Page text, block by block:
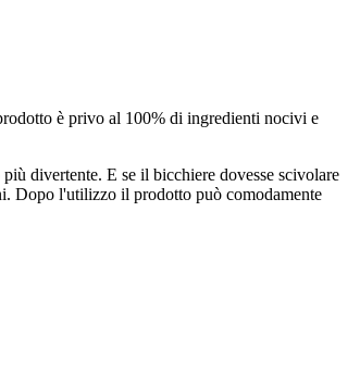
è privo al 100% di ingredienti nocivi e
divertente. E se il bicchiere dovesse scivolare
Dopo l'utilizzo il prodotto può comodamente